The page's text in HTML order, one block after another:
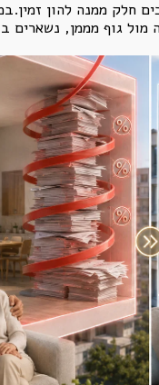
חלק ממנה להון